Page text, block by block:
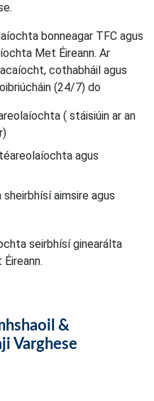
bonneagar TFC agus
Met Éireann. Ar
cothabháil agus
(24/7) do
( stáisiúin ar an
agus
aimsire agus
seirbhísí ginearálta
&
Varghese